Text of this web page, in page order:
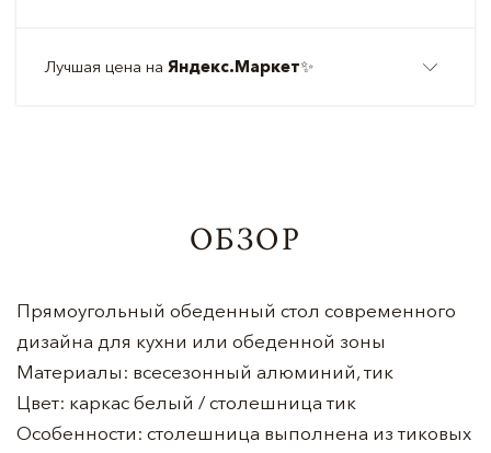
Лучшая цена на Яндекс.Маркет✨
ОБЗОР
Прямоугольный обеденный стол современного
дизайна для кухни или обеденной зоны
Материалы: всесезонный алюминий, тик
Цвет: каркас белый / столешница тик
Особенности: столешница выполнена из тиковых